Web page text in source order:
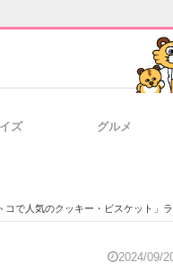
ズ グルメ
で人気のクッキー・ビスケット」ランキングTOP10！
2024/09/